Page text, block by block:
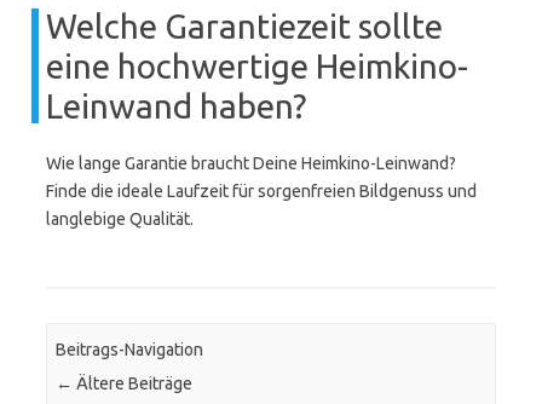
Welche Garantiezeit sollte
eine hochwertige Heimkino-
Leinwand haben?
Wie lange Garantie braucht Deine Heimkino-Leinwand?
Finde die ideale Laufzeit für sorgenfreien Bildgenuss und
langlebige Qualität.
Beitrags-Navigation
← Ältere Beiträge